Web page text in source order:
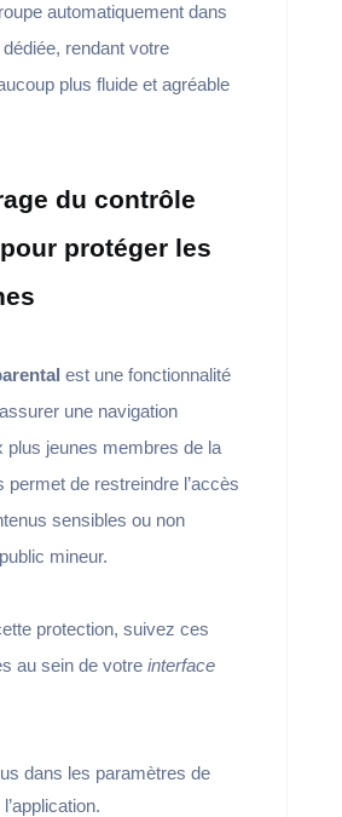
automatiquement dans
rendant votre
plus fluide et agréable
du contrôle
protéger les
est une fonctionnalité
une navigation
plus jeunes membres de la
permet de restreindre l’accès
sensibles ou non
mineur.
protection, suivez ces
au sein de votre interface
dans les paramètres de